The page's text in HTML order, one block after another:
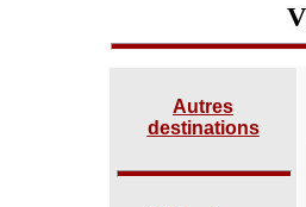
Autres
destinations